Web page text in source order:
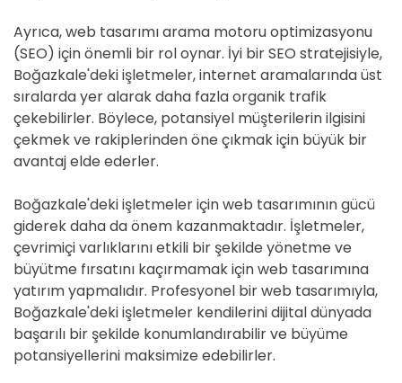
Ayrıca, web tasarımı arama motoru optimizasyonu
(SEO) için önemli bir rol oynar. İyi bir SEO stratejisiyle,
Boğazkale'deki işletmeler, internet aramalarında üst
sıralarda yer alarak daha fazla organik trafik
çekebilirler. Böylece, potansiyel müşterilerin ilgisini
çekmek ve rakiplerinden öne çıkmak için büyük bir
avantaj elde ederler.
Boğazkale'deki işletmeler için web tasarımının gücü
giderek daha da önem kazanmaktadır. İşletmeler,
çevrimiçi varlıklarını etkili bir şekilde yönetme ve
büyütme fırsatını kaçırmamak için web tasarımına
yatırım yapmalıdır. Profesyonel bir web tasarımıyla,
Boğazkale'deki işletmeler kendilerini dijital dünyada
başarılı bir şekilde konumlandırabilir ve büyüme
potansiyellerini maksimize edebilirler.